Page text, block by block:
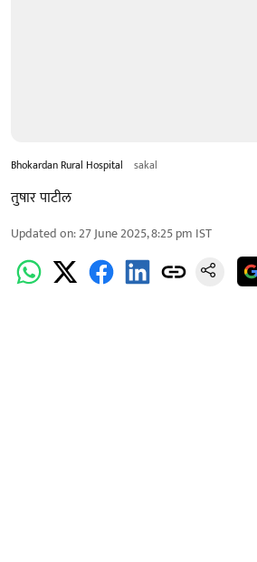
Bhokardan Rural Hospital sakal
तुषार पाटील
Updated on:27 June 2025, 8:25 pm IST